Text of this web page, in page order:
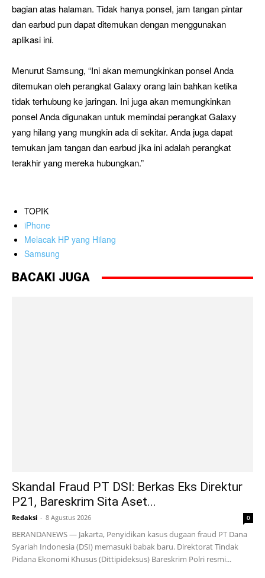
bagian atas halaman. Tidak hanya ponsel, jam tangan pintar
dan earbud pun dapat ditemukan dengan menggunakan
aplikasi ini.
Menurut Samsung, “Ini akan memungkinkan ponsel Anda
ditemukan oleh perangkat Galaxy orang lain bahkan ketika
tidak terhubung ke jaringan. Ini juga akan memungkinkan
ponsel Anda digunakan untuk memindai perangkat Galaxy
yang hilang yang mungkin ada di sekitar. Anda juga dapat
temukan jam tangan dan earbud jika ini adalah perangkat
terakhir yang mereka hubungkan.”
TOPIK
iPhone
Melacak HP yang Hilang
Samsung
BACAKI JUGA
Skandal Fraud PT DSI: Berkas Eks Direktur
P21, Bareskrim Sita Aset...
Redaksi - 8 Agustus 2026 0
BERANDANEWS — Jakarta, Penyidikan kasus dugaan fraud PT Dana
Syariah Indonesia (DSI) memasuki babak baru. Direktorat Tindak
Pidana Ekonomi Khusus (Dittipideksus) Bareskrim Polri resmi...